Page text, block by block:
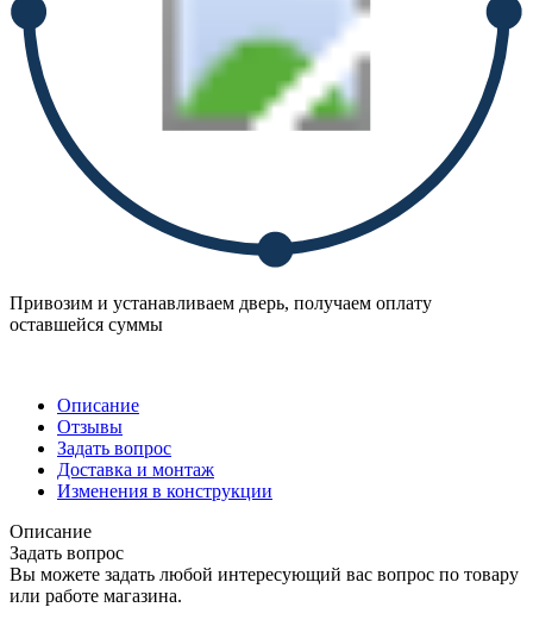
Привозим и устанавливаем дверь, получаем оплату
оставшейся суммы
Описание
Отзывы
Задать вопрос
Доставка и монтаж
Изменения в конструкции
Описание
Задать вопрос
Вы можете задать любой интересующий вас вопрос по товару
или работе магазина.